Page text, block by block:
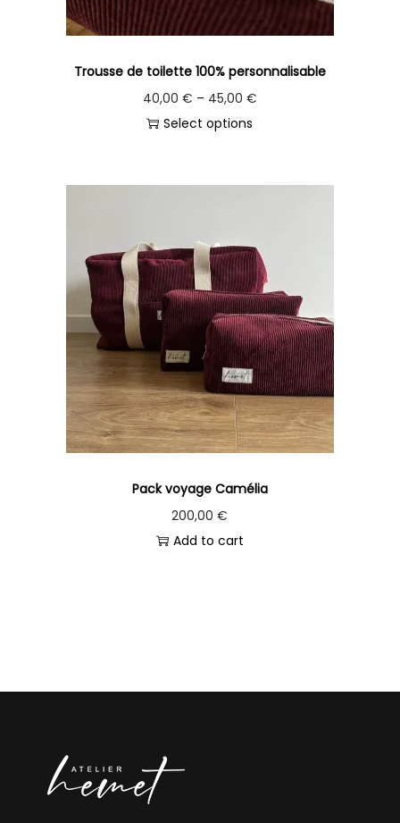
Trousse de toilette 100% personnalisable
40,00 € – 45,00 €
Select options
Pack voyage Camélia
200,00€
Add to cart